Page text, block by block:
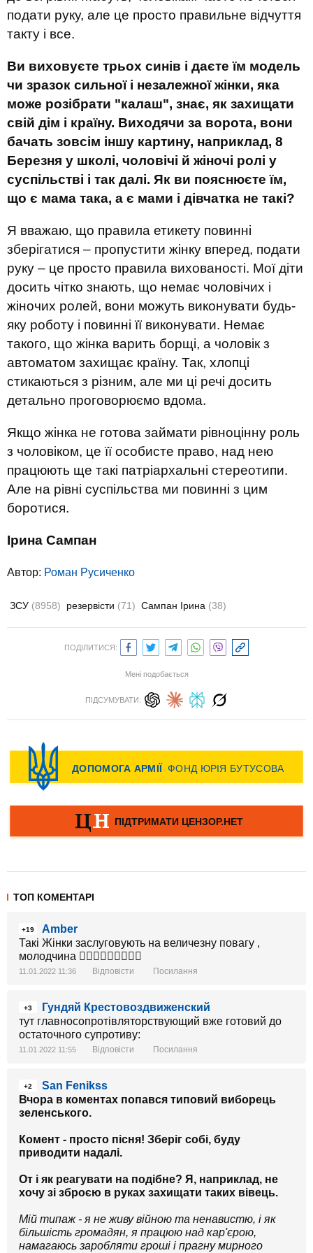
подати руку, але це просто правильне відчуття
такту і все.
Ви виховуєте трьох синів і даєте їм модель
чи зразок сильної і незалежної жінки, яка
може розібрати "калаш", знає, як захищати
свій дім і країну. Виходячи за ворота, вони
бачать зовсім іншу картину, наприклад, 8
Березня у школі, чоловічі й жіночі ролі у
суспільстві і так далі. Як ви пояснюєте їм,
що є мама така, а є мами і дівчатка не такі?
Я вважаю, що правила етикету повинні
зберігатися – пропустити жінку вперед, подати
руку – це просто правила вихованості. Мої діти
досить чітко знають, що немає чоловічих і
жіночих ролей, вони можуть виконувати будь-
яку роботу і повинні її виконувати. Немає
такого, що жінка варить борщі, а чоловік з
автоматом захищає країну. Так, хлопці
стикаються з різним, але ми ці речі досить
детально проговорюємо вдома.
Якщо жінка не готова займати рівноцінну роль
з чоловіком, це її особисте право, над нею
працюють ще такі патріархальні стереотипи.
Але на рівні суспільства ми повинні з цим
боротися.
Ірина Сампан
Автор: Роман Русиченко
ЗСУ (8958) резервісти (71) Сампан Ірина (38)
ПОДІЛИТИСЯ:
Мені подобається
ПІДСУМУВАТИ:
ТОП КОМЕНТАРІ
+19
Amber
Такі Жінки заслуговують на величезну повагу ,
молодчина 👍🏼👍🏼👍🏼💪🙏🏼
11.01.2022 11:36 Відповісти Посилання
+3
Гундяй Крестовоздвиженский
тут главносопротівляторствующий вже готовий до
остаточного супротиву:
11.01.2022 11:55 Відповісти Посилання
+2
San Fenikss
Вчора в коментах попався типовий виборець
зеленського.
Комент - просто пісня! Зберіг собі, буду
приводити надалі.
От і як реагувати на подібне? Я, наприклад, не
хочу зі зброєю в руках захищати таких вівець.
Мій типаж - я не живу війною та ненавистю, і як
більшість громадян, я працюю над кар'єрою,
намагаюсь заробляти гроші і прагну мирного